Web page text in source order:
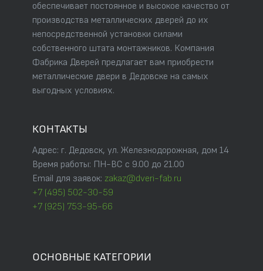
обеспечивает постоянное и высокое качество от
производства металлических дверей до их
непосредственной установки силами
собственного штата монтажников. Компания
Фабрика Дверей предлагает вам приобрести
металлические двери в Дедовске на самых
выгодных условиях.
КОНТАКТЫ
Адрес: г. Дедовск, ул. Железнодорожная, дом 14
Время работы: ПН-ВС с 9.00 до 21.00
Email для заявок: zakaz@dveri-fab.ru
+7 (495) 502-30-59
+7 (925) 753-95-66
ОСНОВНЫЕ КАТЕГОРИИ